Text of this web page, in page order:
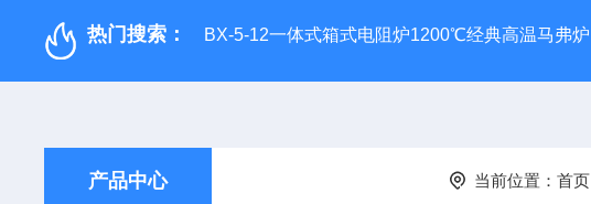
热门搜索： BX-5-12一体式箱式电阻炉1200℃经典高温马弗炉
产品中心 当前位置： 首页